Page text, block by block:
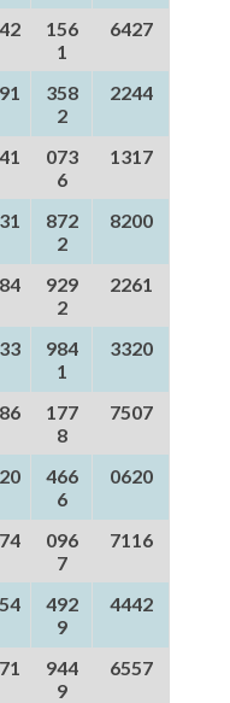
156
1
6427
358
2
2244
073
6
1317
872
2
8200
929
2
2261
984
1
3320
177
8
7507
466
6
0620
096
7
7116
492
9
4442
944
9
6557